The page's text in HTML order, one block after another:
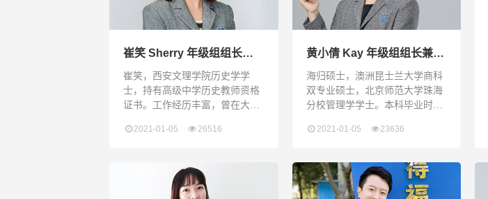
转。英语专业八级，持高级英语
教师资格证及美国盖洛普Clift
崔笑 Sherry 年级组组长、
中国文史老师兼班主任
崔笑，西安文理学院历史学学
士，持有高级中学历史教师资格
证书。工作经历丰富，曾在大专
理，具有丰富的教学与学生管理
Bachelor’s Degree in History
Education, and a senior
2021-01-05 26516
黄小倩 Kay 年级组组长兼任
班主任
海归硕士，澳洲昆士兰大学商科
双专业硕士，北京师范大学珠海
分校管理学学士。本科毕业时，
的双语沟通能力及细致的观察
真、负责、有高度的责任心。
2021-01-05 23636